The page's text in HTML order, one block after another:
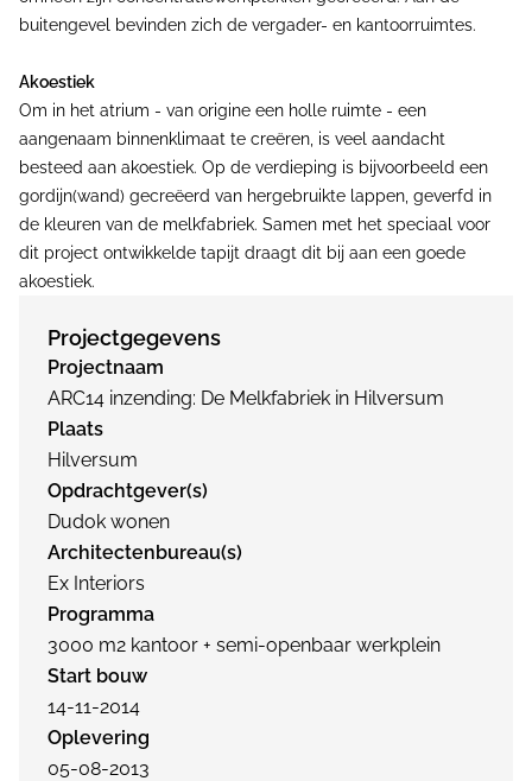
buitengevel bevinden zich de vergader- en kantoorruimtes.
Akoestiek
Om in het atrium - van origine een holle ruimte - een
aangenaam binnenklimaat te creëren, is veel aandacht
besteed aan akoestiek. Op de verdieping is bijvoorbeeld een
gordijn(wand) gecreëerd van hergebruikte lappen, geverfd in
de kleuren van de melkfabriek. Samen met het speciaal voor
dit project ontwikkelde tapijt draagt dit bij aan een goede
akoestiek.
Projectgegevens
Projectnaam
ARC14 inzending: De Melkfabriek in Hilversum
Plaats
Hilversum
Opdrachtgever(s)
Dudok wonen
Architectenbureau(s)
Ex Interiors
Programma
3000 m2 kantoor + semi-openbaar werkplein
Start bouw
14-11-2014
Oplevering
05-08-2013